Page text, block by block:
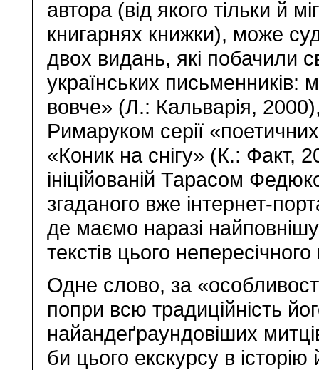
автора (від якого тільки й
книгарнях книжки), може
двох видань, які побачили
українських письменників:
вовче» (Л.: Кальварія, 2000),
Римаруком серії
«Коник на снігу» (К.: Факт,
ініційованій Тарасом
згаданого вже інтернет-
де маємо наразі
текстів цього
Одне слово, за
попри всю традиційність
найандеґраундовіших
би цього екскурсу в